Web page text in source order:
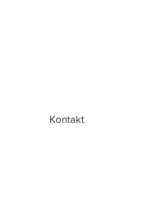
Kontakt